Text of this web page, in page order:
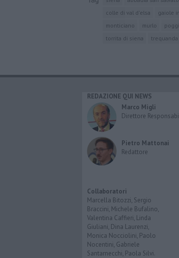
colle di val d'elsa
gaiole
monticiano
murlo
torrita di siena
trequanda
REDAZIONE QUI NEWS
Marco Migli
Direttore
Pietro Mattonai
Redattore
Collaboratori
Marcella Bitozzi, Sergio
Braccini, Michele Bufalino,
Valentina Caffieri, Linda
Giuliani, Dina Laurenzi,
Monica Nocciolini, Paolo
Nocentini, Gabriele
Santarnecchi, Paola Silvi.